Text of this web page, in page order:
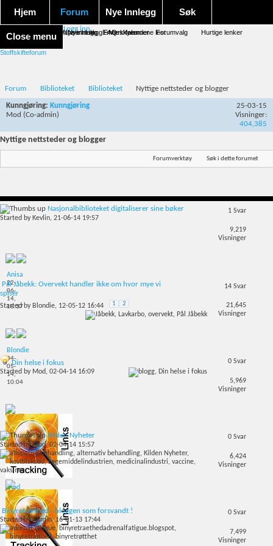
Hjem Forum
Nye innlegg FAQ Kalender Forumvalg Hurtige lenker
Nye Innlegg
Nye innlegg Merk forumene lest
Søk
Avansert søk Emneskyen
Close menu
Logg inn
Stoffskifteforum
Forum Biblioteket Biblioteket Nyttige nettsteder og blogger
Kunngjøring: Kunngjøring
Mod (Co-admin)
25-03-15
Visninger:
404,385
Nyttige nettsteder og blogger
Forumverktøy Søk i dette forumet
Nasjonalbiblioteket digitaliserer sine bøker
Started by Kevlin, 21-06-14 19:57
1 Svar
9,219
Visninger
Anisa
22-
06-
14,
18:37
Pål Jåbekk: Overvekt handler ikke om hvor mye vi
spiser
Started by Blondie, 12-05-12 16:44 1 2
14 Svar
21,645
Visninger
Blondie
04-
05-
14,
10:04
Din helse i fokus
Started by Mod, 02-04-14 16:09
0 Svar
5,969
Visninger
Mod
02-
04-
14,
16:09
Kilden Nyheter
Started byMod, 02-04-14 15:57
0 Svar
6,424
Visninger
Binyretræthed - bloggen som forsvandt !
Started byAdmin, 16-01-13 17:44
0 Svar
7,499
Visninger